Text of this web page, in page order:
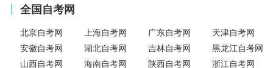
全国自考网
北京自考网 上海自考网 广东自考网
天津自考网
安徽自考网
湖北自考网 吉林自考网
黑龙江自考网
山西自考网
海南自考网 陕西自考网
浙江自考网